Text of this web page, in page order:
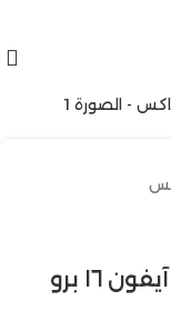
عدسة حماية الكاميرا لهاتف آيفون ١٦ برو